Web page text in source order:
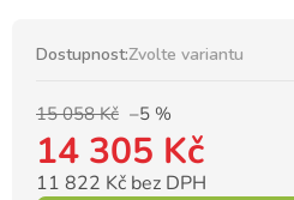
Dostupnost:Zvolte variantu
15 058 Kč –5 %
14 305 Kč
11 822 Kč bez DPH